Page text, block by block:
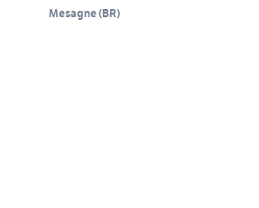
Mesagne(BR)